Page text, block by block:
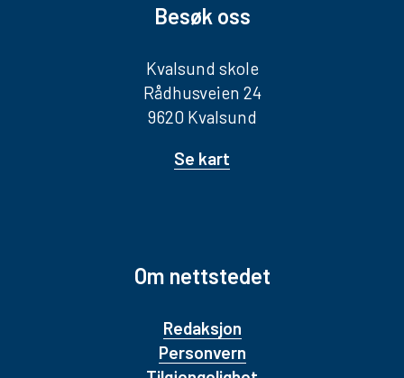
Besøk oss
Kvalsund skole
Rådhusveien 24
9620 Kvalsund
Se kart
Om nettstedet
Redaksjon
Personvern